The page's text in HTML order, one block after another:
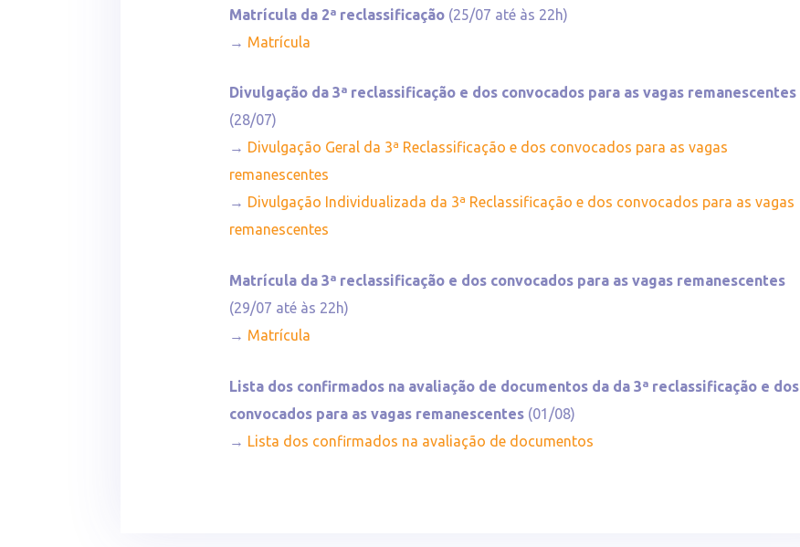
Matrícula da 2ª reclassificação (25/07 até às 22h)
→ Matrícula
Divulgação da 3ª reclassificação e dos convocados para as vagas remanescentes
(28/07)
→ Divulgação Geral da 3ª Reclassificação e dos convocados para as vagas
remanescentes
→ Divulgação Individualizada da 3ª Reclassificação e dos convocados para as vagas
remanescentes
Matrícula da 3ª reclassificação e dos convocados para as vagas remanescentes
(29/07 até às 22h)
→ Matrícula
Lista dos confirmados na avaliação de documentos da da 3ª reclassificação e dos
convocados para as vagas remanescentes (01/08)
→ Lista dos confirmados na avaliação de documentos